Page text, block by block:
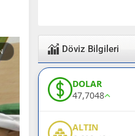
Döviz Bilgileri
DOLAR
47,7048
ALTIN